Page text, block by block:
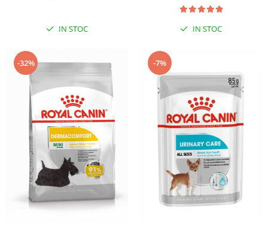
IN STOC IN STOC
-32% -7%